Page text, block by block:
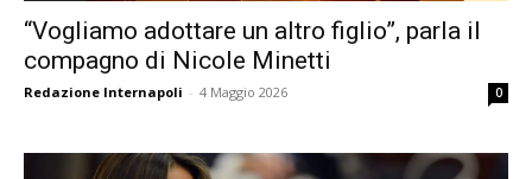
“Vogliamo adottare un altro figlio”, parla il
compagno di Nicole Minetti
Redazione Internapoli - 4 Maggio 2026 0